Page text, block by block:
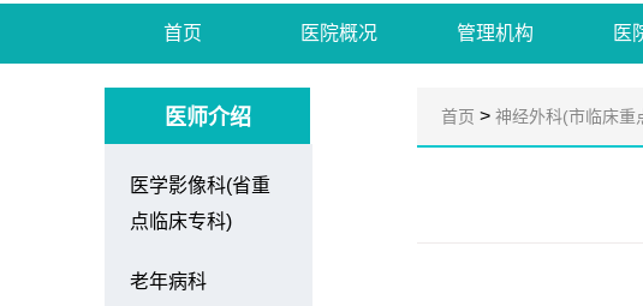
首页 医院概况 管理机构 医
医师介绍
医学影像科(省重
点临床专科)
老年病科
首页 > 神经外科(市临床重